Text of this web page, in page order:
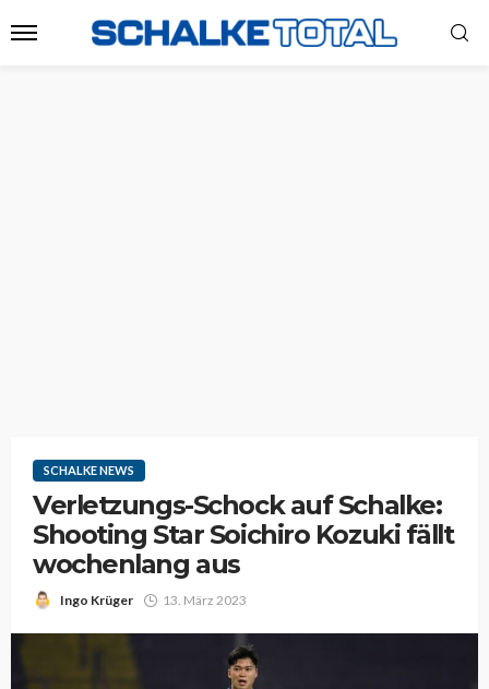
SCHALKE NEWS
Verletzungs-Schock auf Schalke:
Shooting Star Soichiro Kozuki fällt
wochenlang aus
Ingo Krüger 13. März 2023